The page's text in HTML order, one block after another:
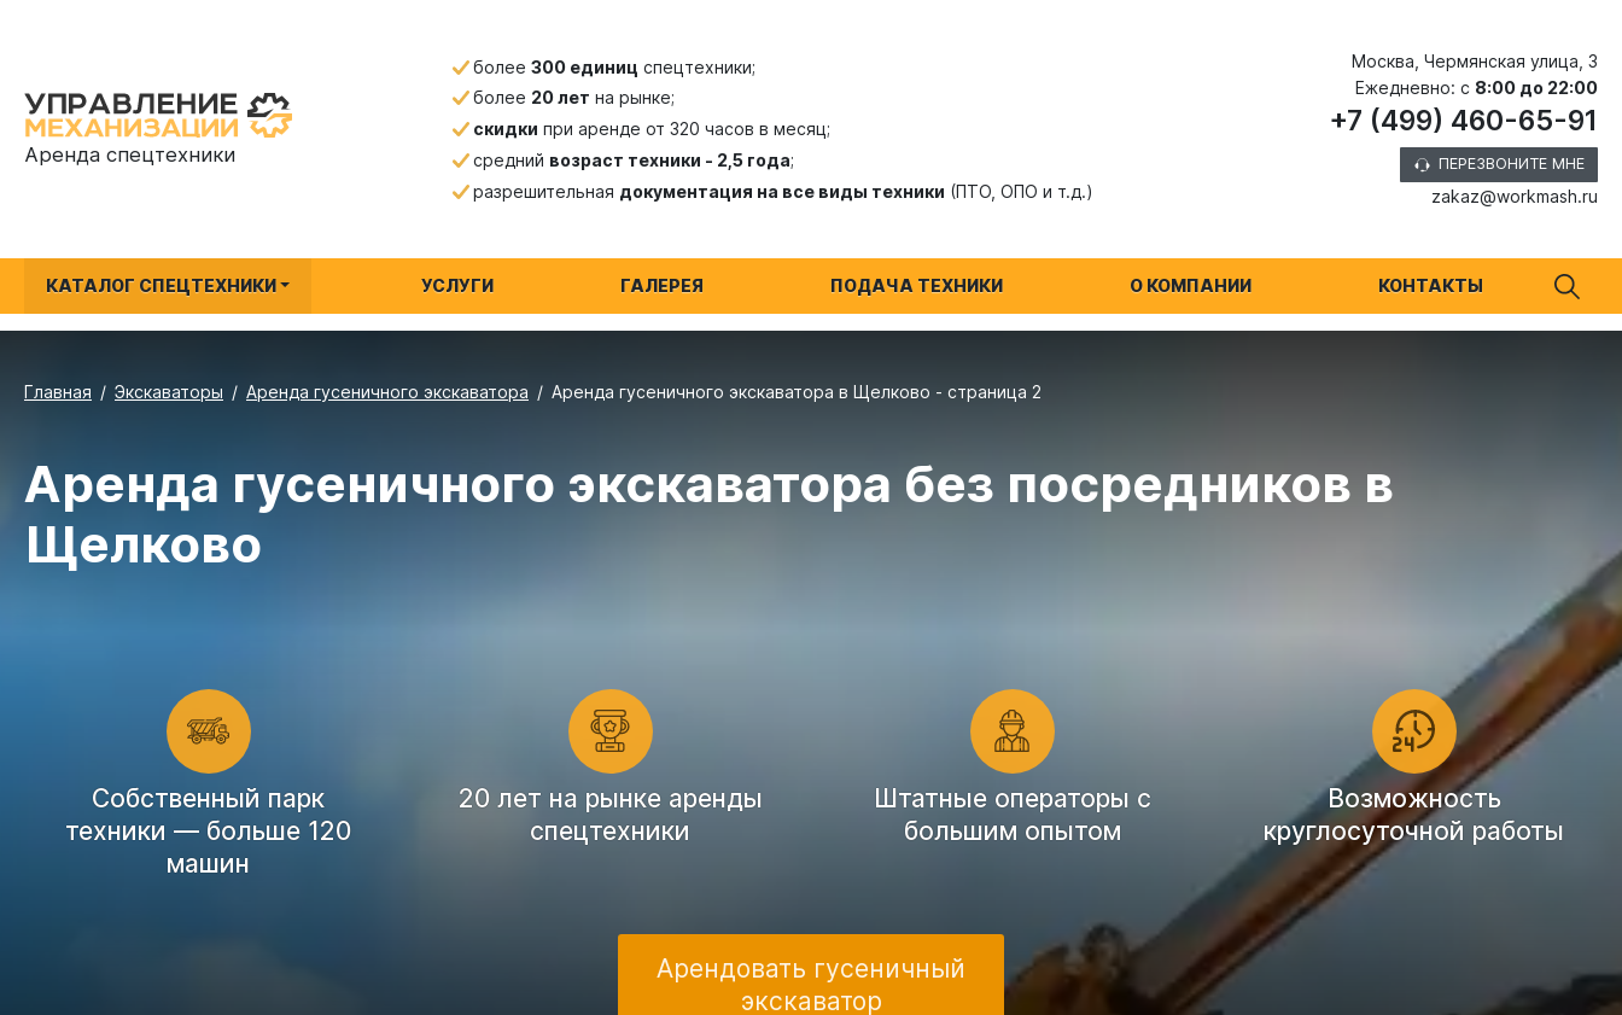
Аренда спецтехники
более 300 единиц спецтехники;
более 20 лет на рынке;
скидки при аренде от 320 часов в месяц;
средний возраст техники - 2,5 года;
разрешительная документация на все виды техники (ПТО, ОПО и т.д.)
Москва, Чермянская улица, 3
Ежедневно: с 8:00 до 22:00
+7 (499) 460-65-91
ПЕРЕЗВОНИТЕ МНЕ
zakaz@workmash.ru
КАТАЛОГ СПЕЦТЕХНИКИ УСЛУГИ ГАЛЕРЕЯ ПОДАЧА ТЕХНИКИ О КОМПАНИИ КОНТАКТЫ
Главная Экскаваторы Аренда гусеничного экскаватора Аренда гусеничного экскаватора в Щелково - страница 2
Аренда гусеничного экскаватора без посредников в
Щелково
Cобственный парк
техники — больше 120
машин
20 лет на рынке аренды
спецтехники
Штатные операторы с
большим опытом
Возможность
круглосуточной работы
Арендовать гусеничный
экскаватор